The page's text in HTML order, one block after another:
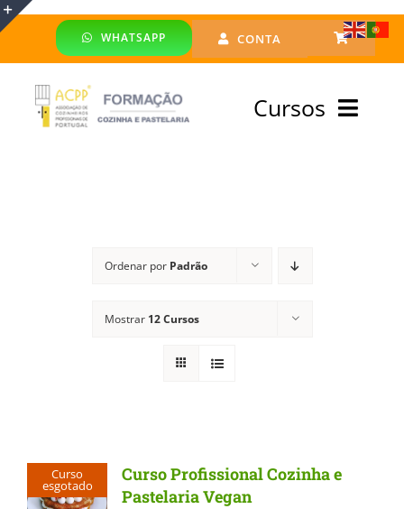
Skip
WHATSAPP CONTA
Cursos
Financiado
Ordenar por Padrão
Mostrar 12 Cursos
Curso
esgotado
Curso Profissional Cozinha e
Pastelaria Vegan